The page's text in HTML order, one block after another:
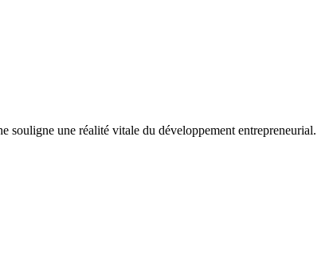
souligne une réalité vitale du développement entrepreneurial.